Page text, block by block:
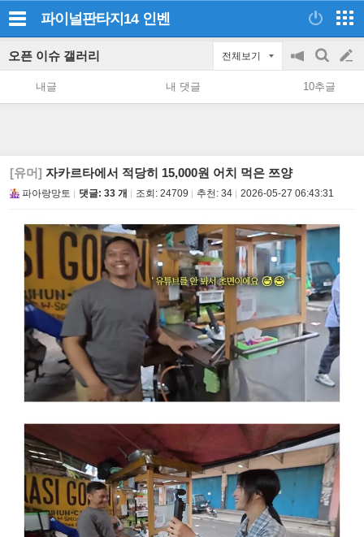
파이널판타지14 인벤
오픈 이슈 갤러리 전체보기
공
지
on/off
검
색
글
쓰
내글 내 댓글 10추글
[유머] 자카르타에서 적당히 15,000원 어치 먹은 쯔양
파아랑망토 댓글: 33 개 조회: 24709 추천: 34 2026-05-27 06:43:31